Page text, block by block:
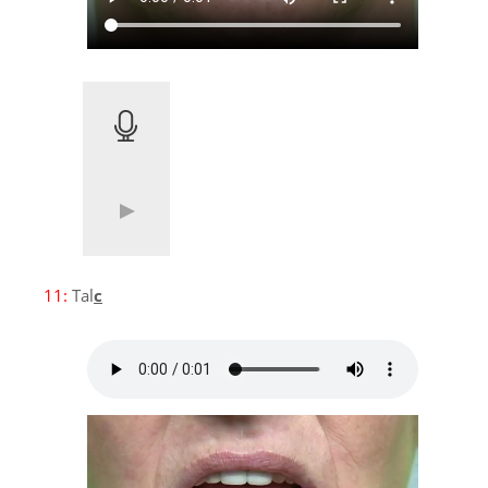
11: Talc